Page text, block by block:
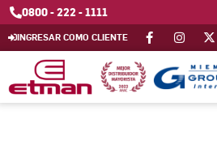
0800 - 222 - 1111
INGRESAR COMO CLIENTE